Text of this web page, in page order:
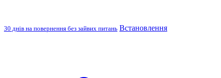
30 днів на повернення без зайвих питань Встановлення